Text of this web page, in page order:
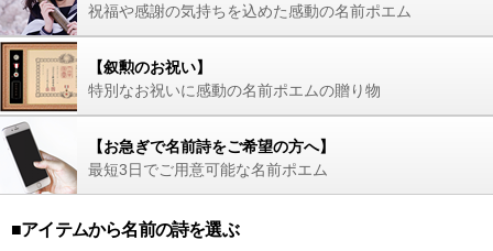
祝福や感謝の気持ちを込めた感動の名前ポエム
【叙勲のお祝い】
特別なお祝いに感動の名前ポエムの贈り物
【お急ぎで名前詩をご希望の方へ】
最短3日でご用意可能な名前ポエム
■アイテムから名前の詩を選ぶ